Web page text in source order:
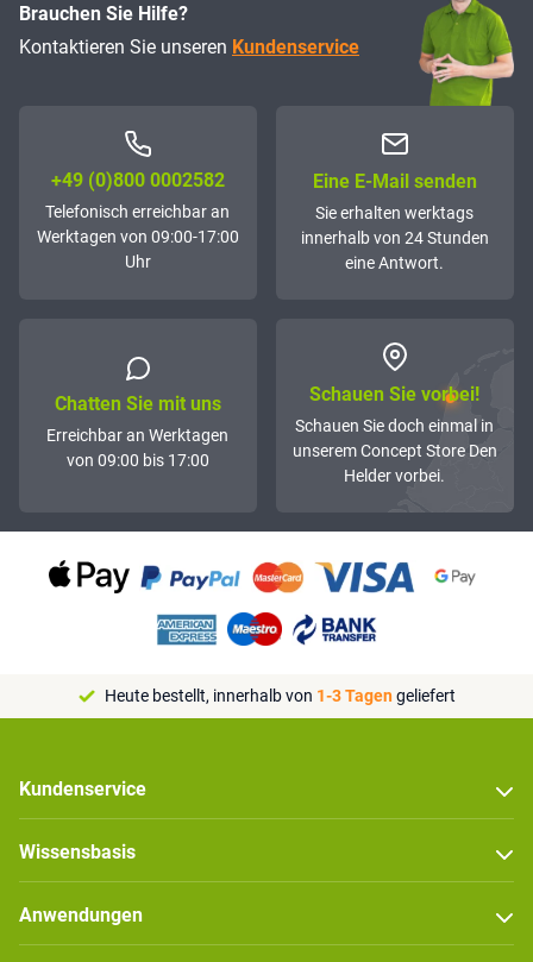
Brauchen Sie Hilfe?
Kontaktieren Sie unseren Kundenservice
+49 (0)800 0002582
Telefonisch erreichbar an
Werktagen von 09:00-17:00
Uhr
Eine E-Mail senden
Sie erhalten werktags
innerhalb von 24 Stunden
eine Antwort.
Chatten Sie mit uns
Erreichbar an Werktagen
von 09:00 bis 17:00
Schauen Sie vorbei!
Schauen Sie doch einmal in
unserem Concept Store Den
Helder vorbei.
Heute bestellt, innerhalb von 1-3 Tagengeliefert
Kundenservice
Wissensbasis
Anwendungen